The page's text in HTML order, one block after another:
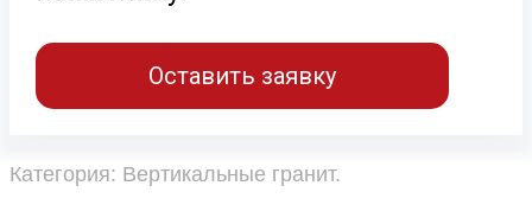
Оставить заявку
Категория: Вертикальные гранит.